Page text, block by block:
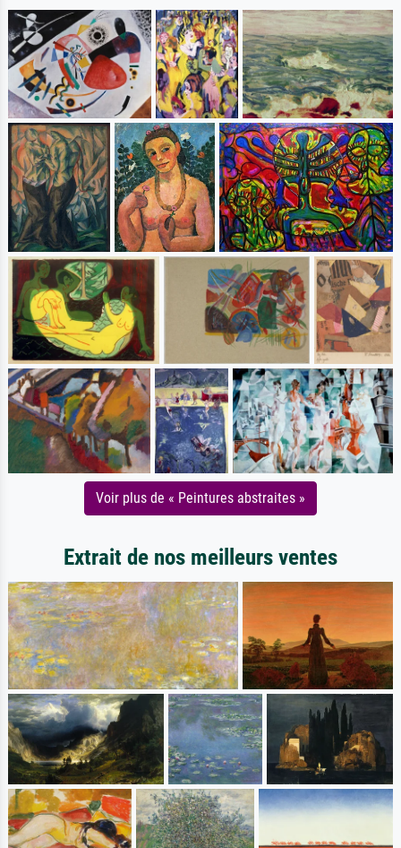
Voir plus de « Peintures abstraites »
Extrait de nos meilleurs ventes